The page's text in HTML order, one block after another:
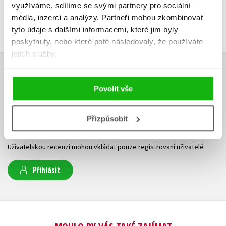
využíváme, sdílíme se svými partnery pro sociální
média, inzerci a analýzy. Partneři mohou zkombinovat
tyto údaje s dalšími informacemi, které jim byly
poskytnuty, nebo které poté následovaly, že používáte
jejich služby.
Povolit vše
Přizpůsobit
HODNOCENÍ ČTENÁŘŮ
V současné době nejsou vytvořena žádná uživatelská hodnocení.
Vaše hodnocení
Uživatelskou recenzi mohou vkládat pouze registrovaní uživatelé
Přihlásit